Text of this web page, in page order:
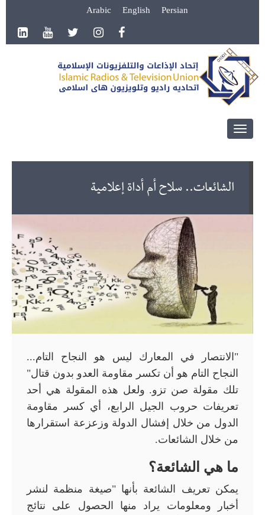
Arabic English Persian
Toggle
الشائعات.. سلاح أم أداة إعلامية
"الانتصار في المعارك ليس هو النجاح التام...
النجاح التام هو أن تكسر مقاومة العدو بدون قتال"
تلك مقولة صن تزو. ولعل هذه المقولة هي أحد
تعريفات حروب الجيل الرابع، أي كسر مقاومة
الدول من خلال إفشال الدولة وزعزعة استقرارها
من خلال الشائعات.
ما هي الشائعة؟
يمكن تعريف الشائعة بأنها "صيغة منظمة لنشر
أخبار ومعلومات يراد منها الحصول على نتائج